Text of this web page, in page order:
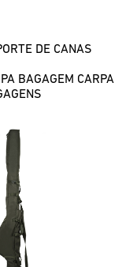
DE CANAS
BAGAGEM CARPA